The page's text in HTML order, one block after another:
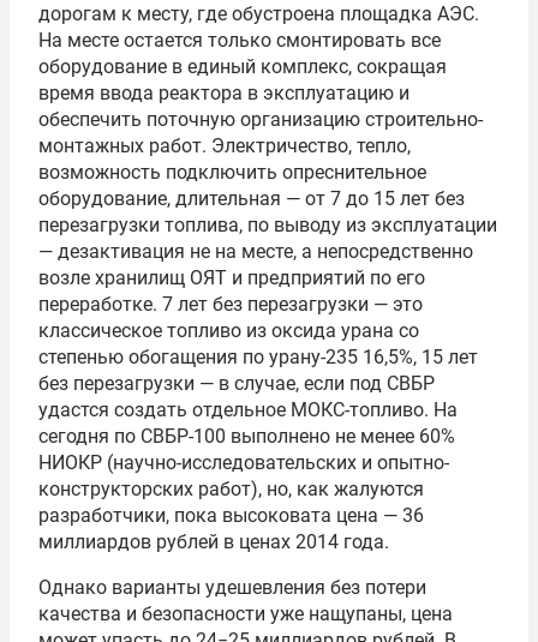
дорогам к месту, где обустроена площадка АЭС.
На месте остается только смонтировать все
оборудование в единый комплекс, сокращая
время ввода реактора в эксплуатацию и
обеспечить поточную организацию строительно-
монтажных работ. Электричество, тепло,
возможность подключить опреснительное
оборудование, длительная — от 7 до 15 лет без
перезагрузки топлива, по выводу из эксплуатации
— дезактивация не на месте, а непосредственно
возле хранилищ ОЯТ и предприятий по его
переработке. 7 лет без перезагрузки — это
классическое топливо из оксида урана со
степенью обогащения по урану-235 16,5%, 15 лет
без перезагрузки — в случае, если под СВБР
удастся создать отдельное МОКС-топливо. На
сегодня по СВБР-100 выполнено не менее 60%
НИОКР (научно-исследовательских и опытно-
конструкторских работ), но, как жалуются
разработчики, пока высоковата цена — 36
миллиардов рублей в ценах 2014 года.
Однако варианты удешевления без потери
качества и безопасности уже нащупаны, цена